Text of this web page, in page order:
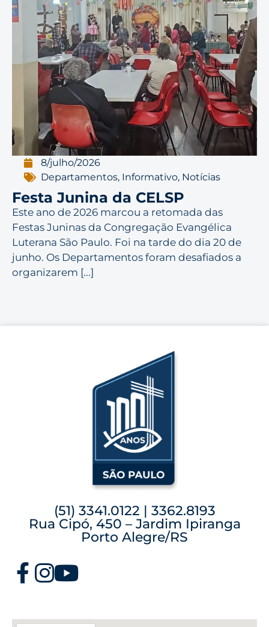
8/julho/2026
Departamentos, Informativo, Notícias
Festa Junina da CELSP
Este ano de 2026 marcou a retomada das
Festas Juninas da Congregação Evangélica
Luterana São Paulo. Foi na tarde do dia 20 de
junho. Os Departamentos foram desafiados a
organizarem [...]
(51) 3341.0122 | 3362.8193
Rua Cipó, 450 – Jardim Ipiranga
Porto Alegre/RS